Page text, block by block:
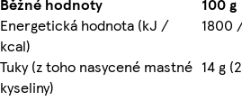
Energetická hodnota (kJ /
kcal)
1800
Tuky (z toho nasycené mastné
kyseliny)
14 g